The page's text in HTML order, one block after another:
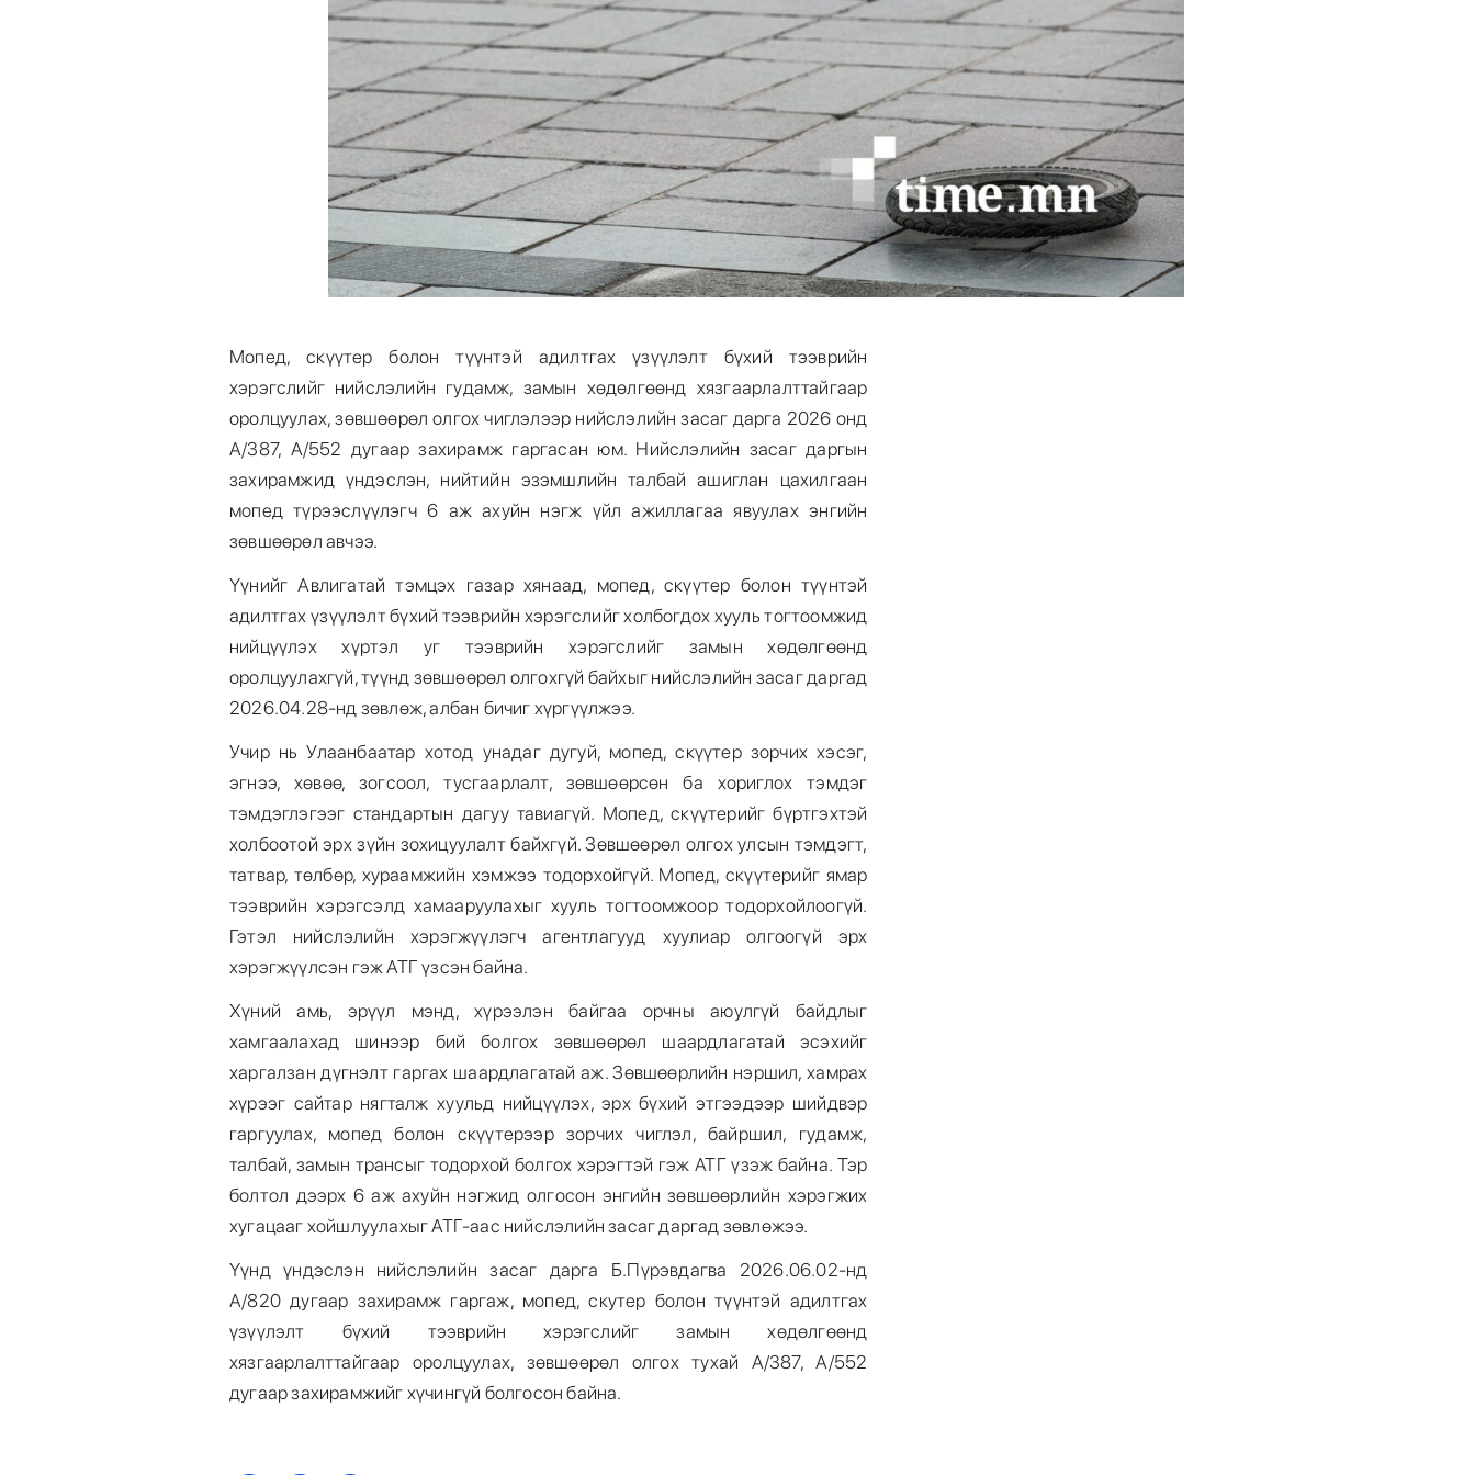
Мопед, скүүтер болон түүнтэй адилтгах үзүүлэлт бүхий тээврийн
хэрэгслийг нийслэлийн гудамж, замын хөдөлгөөнд хязгаарлалттайгаар
оролцуулах, зөвшөөрөл олгох чиглэлээр нийслэлийн засаг дарга 2026 онд
А/387, А/552 дугаар захирамж гаргасан юм. Нийслэлийн засаг даргын
захирамжид үндэслэн, нийтийн эзэмшлийн талбай ашиглан цахилгаан
мопед түрээслүүлэгч 6 аж ахуйн нэгж үйл ажиллагаа явуулах энгийн
зөвшөөрөл авчээ.
Үүнийг Авлигатай тэмцэх газар хянаад, мопед, скүүтер болон түүнтэй
адилтгах үзүүлэлт бүхий тээврийн хэрэгслийг холбогдох хууль тогтоомжид
нийцүүлэх хүртэл уг тээврийн хэрэгслийг замын хөдөлгөөнд
оролцуулахгүй, түүнд зөвшөөрөл олгохгүй байхыг нийслэлийн засаг даргад
2026.04.28-нд зөвлөж, албан бичиг хүргүүлжээ.
Учир нь Улаанбаатар хотод унадаг дугуй, мопед, скүүтер зорчих хэсэг,
эгнээ, хөвөө, зогсоол, тусгаарлалт, зөвшөөрсөн ба хориглох тэмдэг
тэмдэглэгээг стандартын дагуу тавиагүй. Мопед, скүүтерийг бүртгэхтэй
холбоотой эрх зүйн зохицуулалт байхгүй. Зөвшөөрөл олгох улсын тэмдэгт,
татвар, төлбөр, хураамжийн хэмжээ тодорхойгүй. Мопед, скүүтерийг ямар
тээврийн хэрэгсэлд хамааруулахыг хууль тогтоомжоор тодорхойлоогүй.
Гэтэл нийслэлийн хэрэгжүүлэгч агентлагууд хуулиар олгоогүй эрх
хэрэгжүүлсэн гэж АТГ үзсэн байна.
Хүний амь, эрүүл мэнд, хүрээлэн байгаа орчны аюулгүй байдлыг
хамгаалахад шинээр бий болгох зөвшөөрөл шаардлагатай эсэхийг
харгалзан дүгнэлт гаргах шаардлагатай аж. Зөвшөөрлийн нэршил, хамрах
хүрээг сайтар нягталж хуульд нийцүүлэх, эрх бүхий этгээдээр шийдвэр
гаргуулах, мопед болон скүүтерээр зорчих чиглэл, байршил, гудамж,
талбай, замын трансыг тодорхой болгох хэрэгтэй гэж АТГ үзэж байна. Тэр
болтол дээрх 6 аж ахуйн нэгжид олгосон энгийн зөвшөөрлийн хэрэгжих
хугацааг хойшлуулахыг АТГ-аас нийслэлийн засаг даргад зөвлөжээ.
Үүнд үндэслэн нийслэлийн засаг дарга Б.Пүрэвдагва 2026.06.02-нд
А/820 дугаар захирамж гаргаж, мопед, скутер болон түүнтэй адилтгах
үзүүлэлт бүхий тээврийн хэрэгслийг замын хөдөлгөөнд
хязгаарлалттайгаар оролцуулах, зөвшөөрөл олгох тухай А/387, А/552
дугаар захирамжийг хүчингүй болгосон байна.